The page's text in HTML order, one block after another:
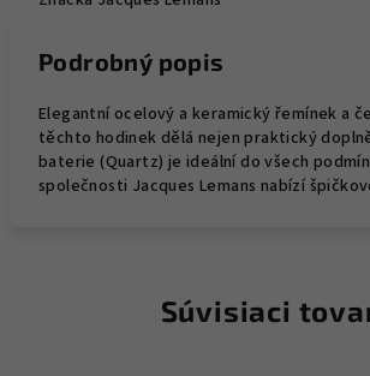
Podrobný popis
Elegantní ocelový a keramický řemínek a
těchto hodinek dělá nejen praktický
baterie (Quartz) je ideální do všech
společnosti Jacques Lemans nabízí
Súvisiaci